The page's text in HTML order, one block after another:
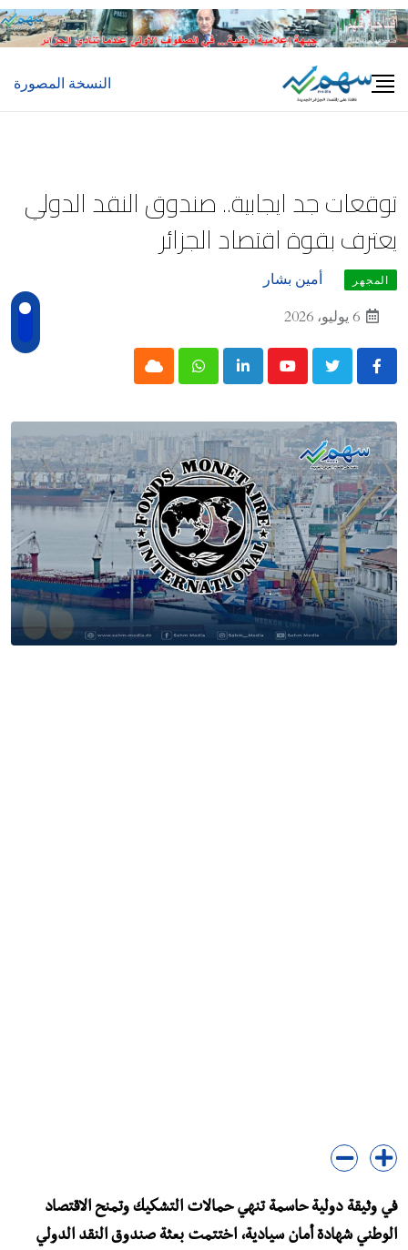
Skip
to
النسخة المصورة
توقعات جد ايجابية.. صندوق النقد الدولي
يعترف بقوة اقتصاد الجزائر
المجهر
أمين بشار
6 يوليو، 2026
Youtube
LinkedIn
Whatsapp
Cloud
في وثيقة دولية حاسمة تنهي حمالات التشكيك وتمنح الاقتصاد
الوطني شهادة أمان سيادية، اختتمت بعثة صندوق النقد الدولي